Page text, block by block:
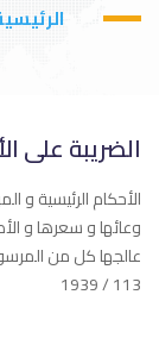
الضريبة على
الأحكام الرئيسية و
وعائها و سعرها و
113 / 1939